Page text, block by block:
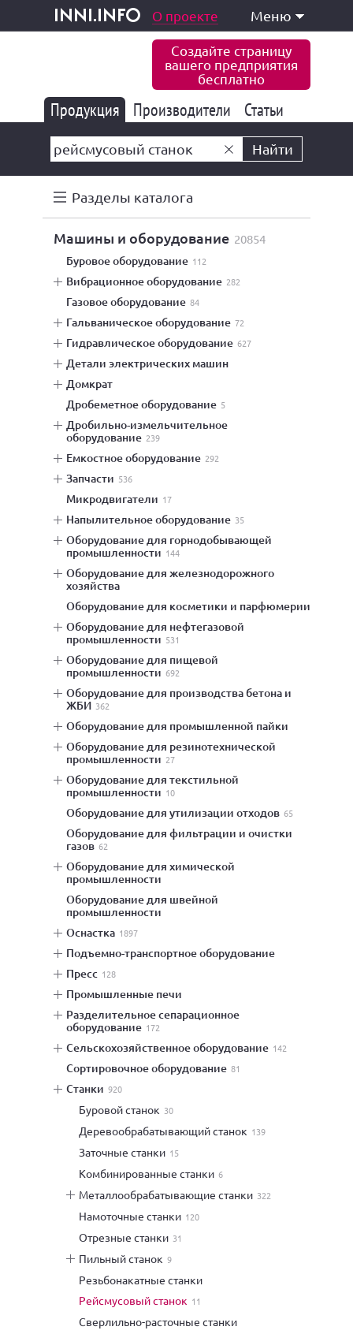
inni.info
и услуги О проекте Меню
Создайте страницу
вашего предприятия
бесплатно
Продукция 177 843
Производители 6 775
Статьи
Найти
Разделы каталога
машины и оборудование 20854
буровое оборудование 112
вибрационное оборудование 282
газовое оборудование 84
гальваническое оборудование 72
гидравлическое оборудование 627
детали электрических машин
домкрат
дробеметное оборудование 5
дробильно-измельчительное
оборудование 239
емкостное оборудование 292
запчасти 536
микродвигатели 17
напылительное оборудование 35
оборудование для горнодобывающей
промышленности 144
оборудование для железнодорожного
хозяйства
оборудование для косметики и парфюмерии
оборудование для нефтегазовой
промышленности 531
оборудование для пищевой
промышленности 692
оборудование для производства бетона и
ЖБИ 362
оборудование для промышленной пайки
оборудование для резинотехнической
промышленности 27
оборудование для текстильной
промышленности 10
оборудование для утилизации отходов 65
оборудование для фильтрации и очистки
газов 62
оборудование для химической
промышленности
оборудование для швейной
промышленности
оснастка 1897
подъемно-транспортное оборудование
пресс 128
промышленные печи
разделительное сепарационное
оборудование 172
сельскохозяйственное оборудование 142
сортировочное оборудование 81
станки 920
буровой станок 30
деревообрабатывающий станок 139
заточные станки 15
комбинированные станки 6
металлообрабатывающие станки 322
намоточные станки 120
отрезные станки 31
пильный станок 9
резьбонакатные станки
рейсмусовый станок 11
сверлильно-расточные станки